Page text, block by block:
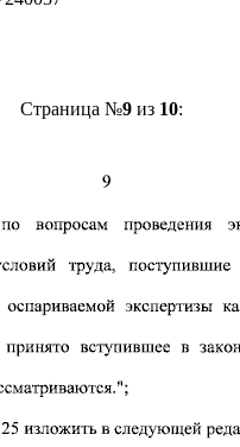
Страница №9из 10: